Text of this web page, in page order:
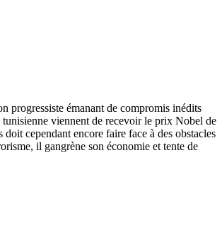
progressiste émanant de compromis inédits
viennent de recevoir le prix Nobel de
cependant encore faire face à des obstacles
il gangrène son économie et tente de